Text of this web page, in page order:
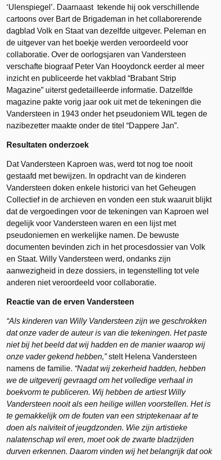
‘Ulenspiegel’. Daarnaast tekende hij ook verschillende
cartoons over Bart de Brigademan in het collaborerende
dagblad Volk en Staat van dezelfde uitgever. Peleman en
de uitgever van het boekje werden veroordeeld voor
collaboratie. Over de oorlogsjaren van Vandersteen
verschafte biograaf Peter Van Hooydonck eerder al meer
inzicht en publiceerde het vakblad “Brabant Strip
Magazine” uiterst gedetailleerde informatie. Datzelfde
magazine pakte vorig jaar ook uit met de tekeningen die
Vandersteen in 1943 onder het pseudoniem WIL tegen de
nazibezetter maakte onder de titel “Dappere Jan”.
Resultaten onderzoek
Dat Vandersteen Kaproen was, werd tot nog toe nooit
gestaafd met bewijzen. In opdracht van de kinderen
Vandersteen doken enkele historici van het Geheugen
Collectief in de archieven en vonden een stuk waaruit blijkt
dat de vergoedingen voor de tekeningen van Kaproen wel
degelijk voor Vandersteen waren en een lijst met
pseudoniemen en werkelijke namen. De bewuste
documenten bevinden zich in het procesdossier van Volk
en Staat. Willy Vandersteen werd, ondanks zijn
aanwezigheid in deze dossiers, in tegenstelling tot vele
anderen niet veroordeeld voor collaboratie.
Reactie van de erven Vandersteen
“Als kinderen van Willy Vandersteen zijn we geschrokken
dat onze vader de auteur is van die tekeningen. Het paste
niet bij het beeld dat wij hadden en de manier waarop wij
onze vader gekend hebben,”stelt Helena Vandersteen
namens de familie. “Nadat wij zekerheid hadden, hebben
we de uitgeverij gevraagd om het volledige verhaal in
boekvorm te publiceren. Wij hebben de artiest Willy
Vandersteen nooit als een heilige willen voorstellen. Het is
te gemakkelijk om de fouten van een striptekenaar af te
doen als naïviteit of jeugdzonden. Wie zijn artistieke
nalatenschap wil eren, moet ook de zwarte bladzijden
durven erkennen. Daarom vinden wij het belangrijk dat ook